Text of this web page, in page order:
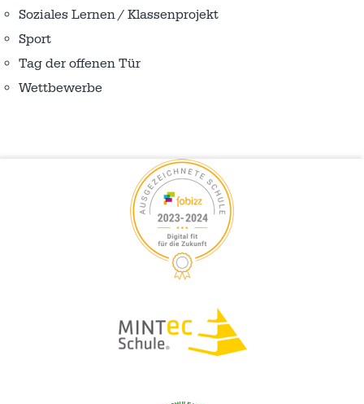
Soziales Lernen / Klassenprojekt
Sport
Tag der offenen Tür
Wettbewerbe